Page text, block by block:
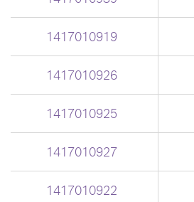
1417010919
1417010926
1417010925
1417010927
1417010922